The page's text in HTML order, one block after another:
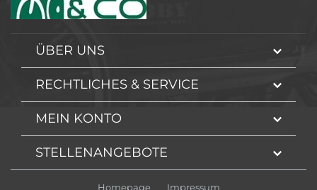
ÜBER UNS
RECHTLICHES & SERVICE
MEIN KONTO
STELLENANGEBOTE
Homepage Impressum